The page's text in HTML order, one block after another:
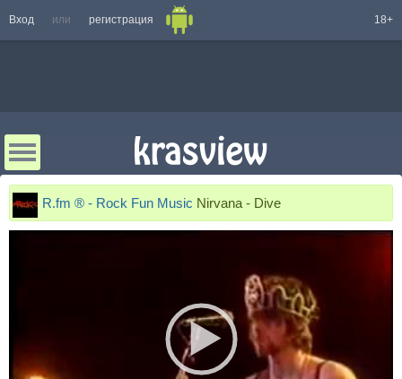
Вход или регистрация 18+
R.fm ® - Rock Fun Music Nirvana - Dive